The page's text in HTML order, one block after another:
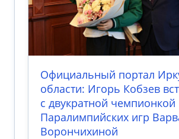
Официальный портал
области: Игорь Кобзев
с двукратной чемпионкой
Паралимпийских игр
Ворончихиной